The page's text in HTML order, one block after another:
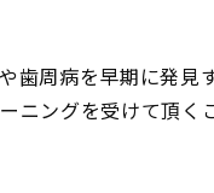
周病を早期に発見
ニングを受けて頂く